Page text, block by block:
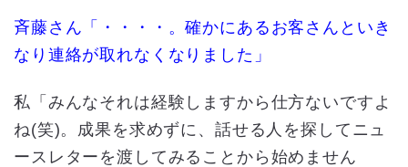
斉藤さん「・・・・。確かにあるお客さんといき
なり連絡が取れなくなりました」
私「みんなそれは経験しますから仕方ないですよ
ね(笑)。成果を求めずに、話せる人を探してニュ
ースレターを渡してみることから始めません